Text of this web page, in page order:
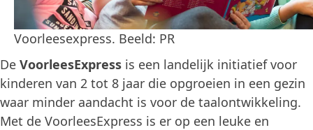
Voorleesexpress. Beeld: PR
De VoorleesExpress is een landelijk initiatief voor
kinderen van 2 tot 8 jaar die opgroeien in een gezin
waar minder aandacht is voor de taalontwikkeling.
Met de VoorleesExpress is er op een leuke en